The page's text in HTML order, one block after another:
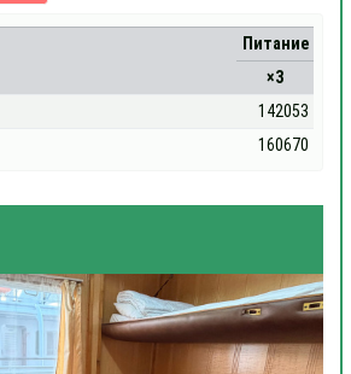
Питание
×3
142053
160670